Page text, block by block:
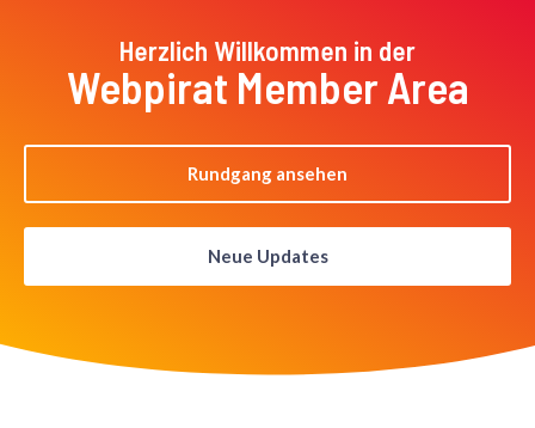
Herzlich Willkommen in der
Webpirat Member Area
Rundgang ansehen
Neue Updates